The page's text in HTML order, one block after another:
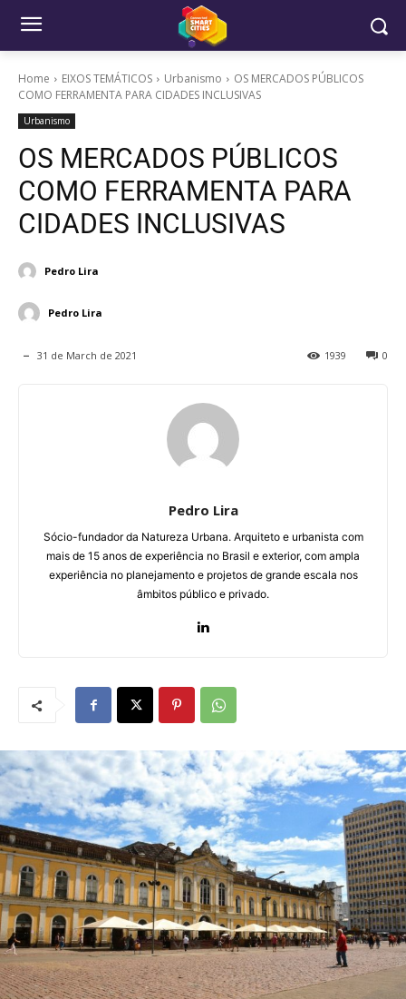
Home EIXOS TEMÁTICOS Urbanismo
OS MERCADOS PÚBLICOS
COMO FERRAMENTA PARA CIDADES INCLUSIVAS
Urbanismo
OS MERCADOS PÚBLICOS
COMO FERRAMENTA PARA
CIDADES INCLUSIVAS
Pedro Lira
Pedro Lira
31 de March de 2021 0
1939
Pedro Lira
Sócio-fundador da Natureza Urbana. Arquiteto e urbanista com
mais de 15 anos de experiência no Brasil e exterior, com ampla
experiência no planejamento e projetos de grande escala nos
âmbitos público e privado.